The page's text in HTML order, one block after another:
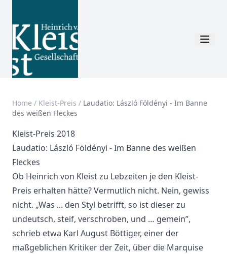
Home / Kleist-Preis / Laudatio: László Földényi - Im Banne
des weißen Fleckes
Kleist-Preis 2018
Laudatio: László Földényi - Im Banne des weißen
Fleckes
Ob Heinrich von Kleist zu Lebzeiten je den Kleist-
Preis erhalten hätte? Vermutlich nicht. Nein, gewiss
nicht. „Was ... den Styl betrifft, so ist dieser zu
undeutsch, steif, verschroben, und … gemein”,
schrieb etwa Karl August Böttiger, einer der
maßgeblichen Kritiker der Zeit, über die Marquise